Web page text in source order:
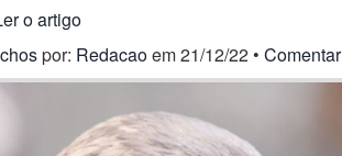
o artigo
por: Redacaoem 21/12/22 • Comentar